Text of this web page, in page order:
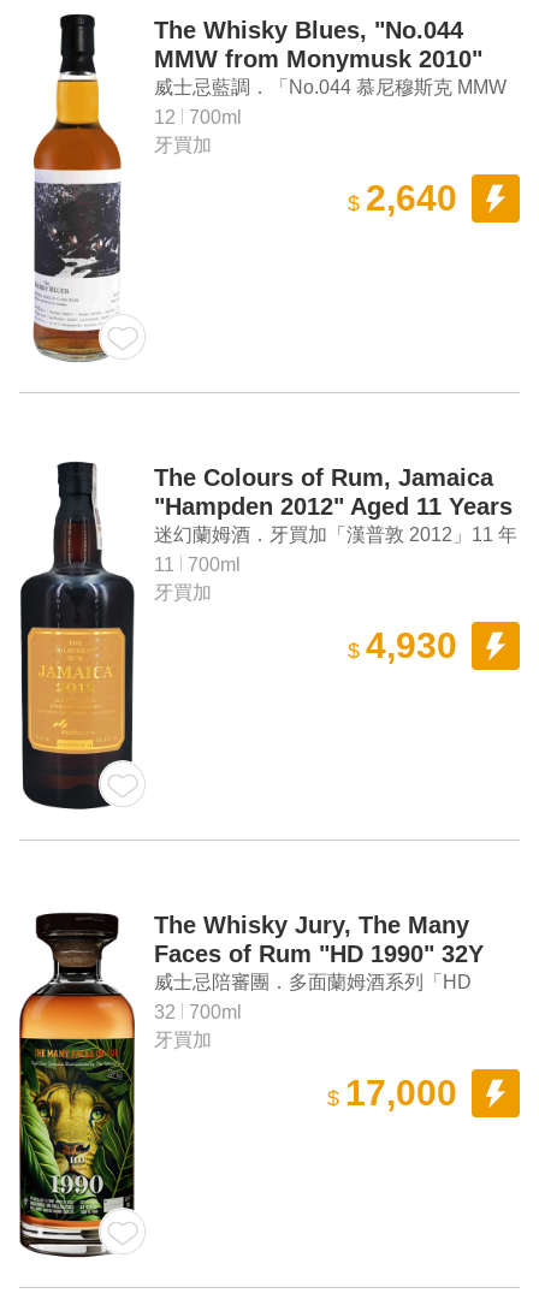
The Whisky Blues, "No.044
MMW from Monymusk 2010"
Aged 12 Years Jamaica Rum
威士忌藍調．「No.044 慕尼穆斯克 MMW
2010」12年牙買加蘭姆酒
12
700ml
牙買加
$ 2,640
The Colours of Rum, Jamaica
"Hampden 2012" Aged 11 Years
Cask Strength Rum
迷幻蘭姆酒．牙買加「漢普敦 2012」11 年
原桶強度蘭姆酒
11
700ml
牙買加
$ 4,930
The Whisky Jury, The Many
Faces of Rum "HD 1990" 32Y
Old Rum
威士忌陪審團．多面蘭姆酒系列「HD
1990」32年蘭姆酒
32
700ml
牙買加
$ 17,000